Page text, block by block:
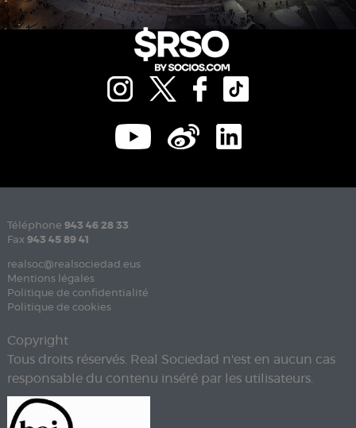
Téléphone 943 46 28 33
Fax 943 45 89 41
realsoc@realsociedad.eus
Mentions légales
Politique de confidentialité
Politique de cookies
Copyright
Tous droits réservés. Real Sociedad n'est en aucun cas
responsable du contenu inséré par les utilisateurs.